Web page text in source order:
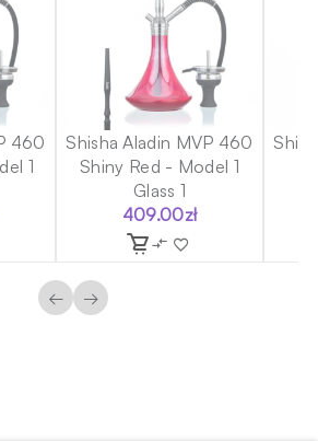
460
1
Shisha Aladin MVP 460
Shiny Red - Model 1
Glass 1
409.00zł
← →